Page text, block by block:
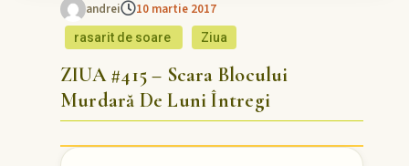
andrei 10 martie 2017
rasarit de soare Ziua
ZIUA #415 – Scara Blocului
Murdară De Luni Întregi